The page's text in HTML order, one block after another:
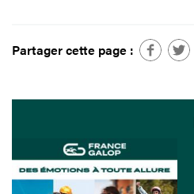
Partager cette page :